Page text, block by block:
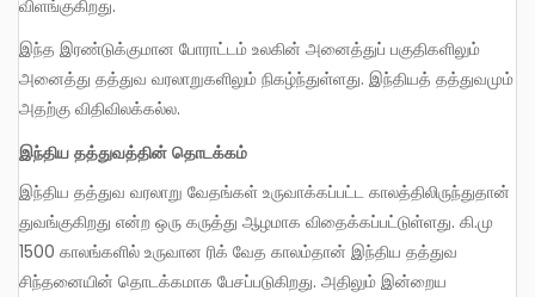
விளங்குகிறது.
இந்த இரண்டுக்குமான போராட்டம் உலகின் அனைத்துப் பகுதிகளிலும்
அனைத்து தத்துவ வரலாறுகளிலும் நிகழ்ந்துள்ளது. இந்தியத் தத்துவமும்
அதற்கு விதிவிலக்கல்ல.
இந்திய தத்துவத்தின் தொடக்கம்
இந்திய தத்துவ வரலாறு வேதங்கள் உருவாக்கப்பட்ட காலத்திலிருந்துதான்
துவங்குகிறது என்ற ஒரு கருத்து ஆழமாக விதைக்கப்பட்டுள்ளது. கி.மு
1500 காலங்களில் உருவான ரிக் வேத காலம்தான் இந்திய தத்துவ
சிந்தனையின் தொடக்கமாக பேசப்படுகிறது. அதிலும் இன்றைய